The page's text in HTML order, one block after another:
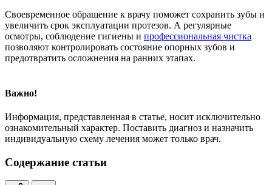
Своевременное обращение к врачу поможет сохранить зубы и
увеличить срок эксплуатации протезов. А регулярные
осмотры, соблюдение гигиены и профессиональная чистка
позволяют контролировать состояние опорных зубов и
предотвратить осложнения на ранних этапах.
Важно!
Информация, представленная в статье, носит исключительно
ознакомительный характер. Поставить диагноз и назначить
индивидуальную схему лечения может только врач.
Содержание статьи